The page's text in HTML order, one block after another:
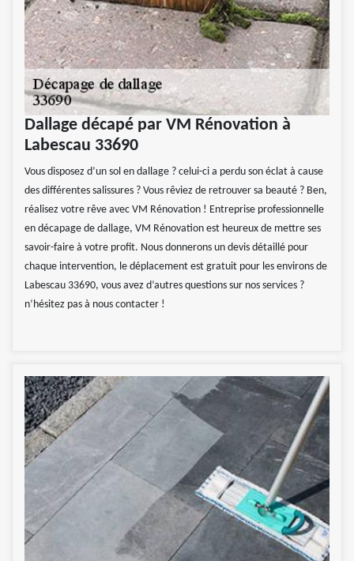
Dallage décapé par VM Rénovation à
Labescau 33690
Vous disposez d’un sol en dallage ? celui-ci a perdu son éclat à cause
des différentes salissures ? Vous rêviez de retrouver sa beauté ? Ben,
réalisez votre rêve avec VM Rénovation ! Entreprise professionnelle
en décapage de dallage, VM Rénovation est heureux de mettre ses
savoir-faire à votre profit. Nous donnerons un devis détaillé pour
chaque intervention, le déplacement est gratuit pour les environs de
Labescau 33690, vous avez d’autres questions sur nos services ?
n’hésitez pas à nous contacter !